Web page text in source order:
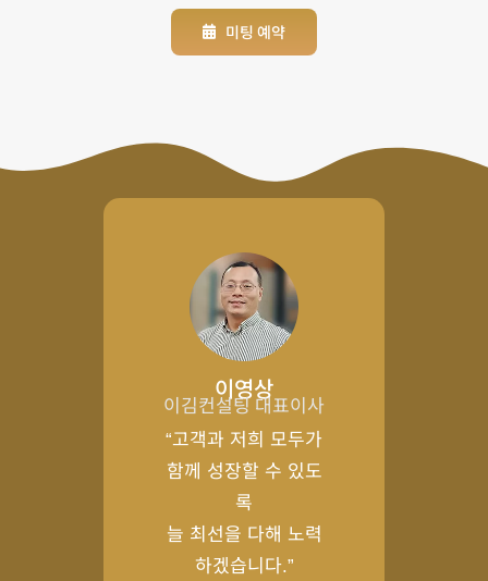
미팅 예약
이영상
이김컨설팅 대표이사
“고객과 저희 모두가
함께 성장할 수 있도
록
늘 최선을 다해 노력
하겠습니다.”